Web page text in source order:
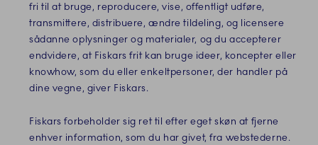
fri til at bruge, reproducere, vise, offentligt udføre,
transmittere, distribuere, ændre tildeling, og licensere
sådanne oplysninger og materialer, og du accepterer
endvidere, at Fiskars frit kan bruge ideer, koncepter eller
knowhow, som du eller enkeltpersoner, der handler på
dine vegne, giver Fiskars.
Fiskars forbeholder sig ret til efter eget skøn at fjerne
enhver information, som du har givet, fra webstederne.